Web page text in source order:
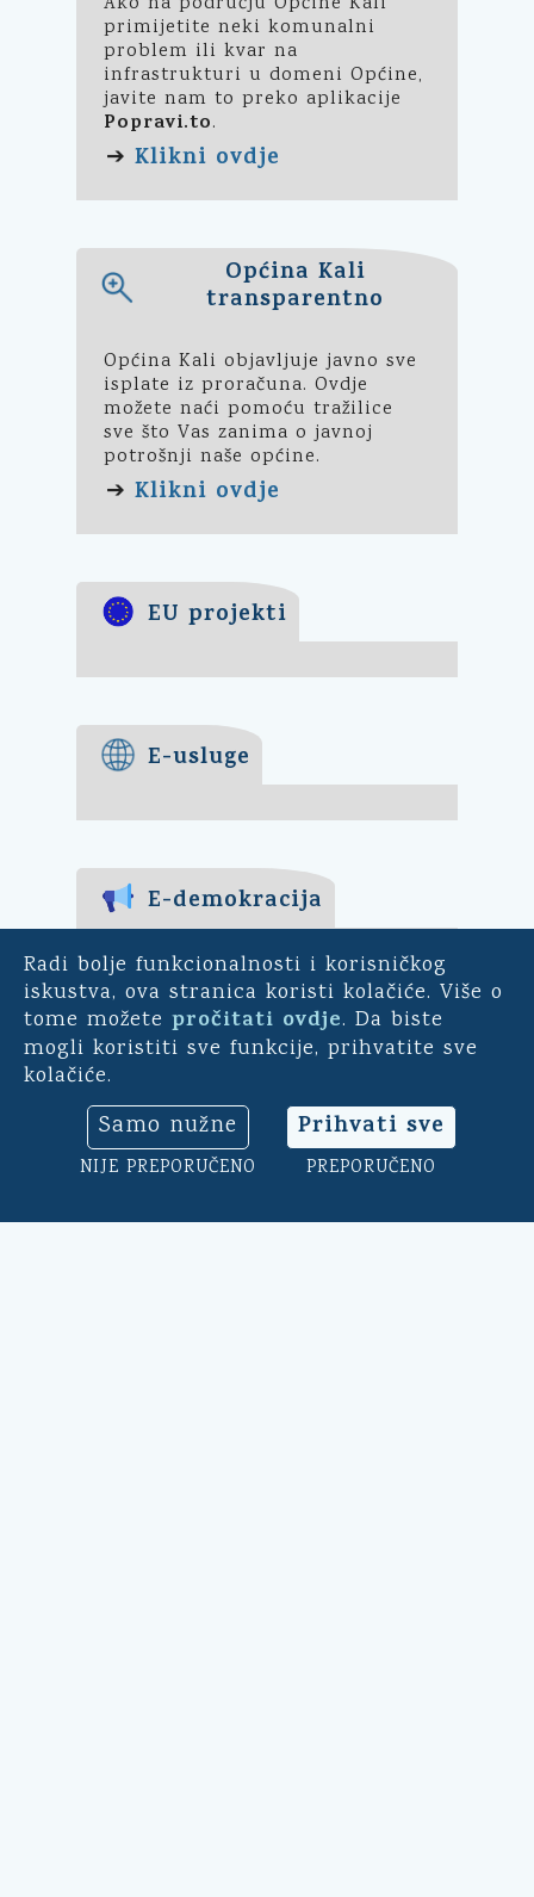
Radi bolje funkcionalnosti i korisničkog
iskustva, ova stranica koristi kolačiće. Više o
tome možete pročitati ovdje. Da biste
mogli koristiti sve funkcije, prihvatite sve
kolačiće.
Samo nužne
NIJE PREPORUČENO
Prihvati sve
PREPORUČENO
primijetite neki komunalni
problem ili kvar na
infrastrukturi u domeni Općine,
javite nam to preko aplikacije
Popravi.to.
➔ Klikni ovdje
Općina Kali
transparentno
Općina Kali objavljuje javno sve
isplate iz proračuna. Ovdje
možete naći pomoću tražilice
sve što Vas zanima o javnoj
potrošnji naše općine.
➔ Klikni ovdje
EU projekti
E-usluge
E-demokracija
Za mještane Općine Kali -
uključite se u ankete o
pitanjima bitnim za našu
općinu. Sudjelujte u
savjetodavnim e-referendumima.
Osim toga, na ovoj aplikaciji
možete ocijeniti rad općinskog
načelnika, vijeća i uprave.
➔Klikni ovdje